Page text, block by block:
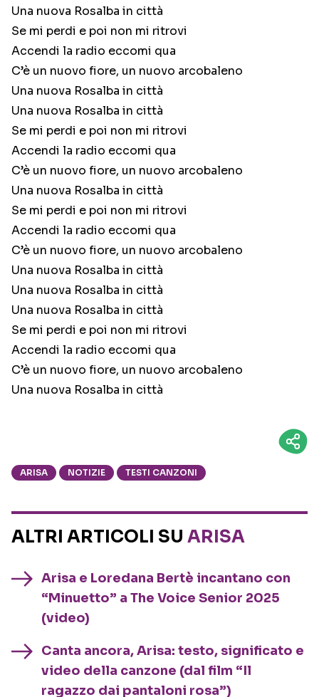
Una nuova Rosalba in città
Se mi perdi e poi non mi ritrovi
Accendi la radio eccomi qua
C’è un nuovo fiore, un nuovo arcobaleno
Una nuova Rosalba in città
Una nuova Rosalba in città
Se mi perdi e poi non mi ritrovi
Accendi la radio eccomi qua
C’è un nuovo fiore, un nuovo arcobaleno
Una nuova Rosalba in città
Se mi perdi e poi non mi ritrovi
Accendi la radio eccomi qua
C’è un nuovo fiore, un nuovo arcobaleno
Una nuova Rosalba in città
Una nuova Rosalba in città
Una nuova Rosalba in città
Se mi perdi e poi non mi ritrovi
Accendi la radio eccomi qua
C’è un nuovo fiore, un nuovo arcobaleno
Una nuova Rosalba in città
ARISA NOTIZIE TESTI CANZONI
ALTRI ARTICOLI SU ARISA
Arisa e Loredana Bertè incantano con
“Minuetto” a The Voice Senior 2025
(video)
Canta ancora, Arisa: testo, significato e
video della canzone (dal film “Il
ragazzo dai pantaloni rosa”)